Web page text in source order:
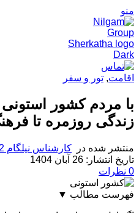
منو
اقامت, تور و سفر
با مردم کشور استونی
زندگی روزمره تا
منتشر شده در
کارشناس نیلگام 2
تاریخ انتشار: 26 آبان 1404
0 نظرات
فهرست مطالب ▼